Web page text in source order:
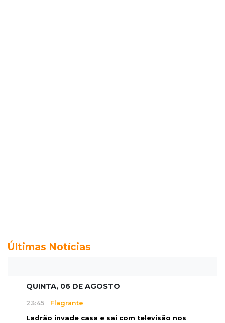
Últimas Notícias
QUINTA, 06 DE AGOSTO
23:45 Flagrante
Ladrão invade casa e sai com televisão nos